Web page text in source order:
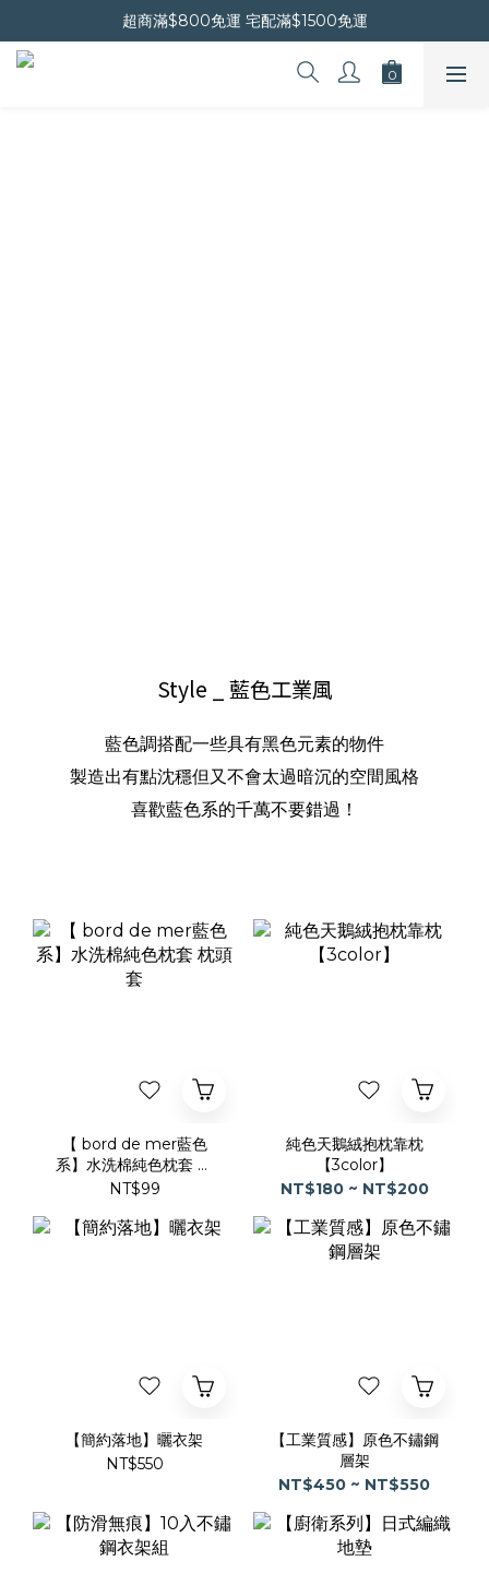
晚安會員新上線｜新會員現折$30
超商滿$800免運 宅配滿$1500免運
晚安會員新上線｜新會員現折$30
Style _ 藍色工業風
藍色調搭配一些具有黑色元素的物件
製造出有點沈穩但又不會太過暗沉的空間風格
喜歡藍色系的千萬不要錯過！
【 bord de mer藍色
系】水洗棉純色枕套 枕
頭套
NT$99
純色天鵝絨抱枕靠枕
【3color】
NT$180 ~ NT$200
【簡約落地】曬衣架
NT$550
【工業質感】原色不鏽鋼
層架
NT$450 ~ NT$550